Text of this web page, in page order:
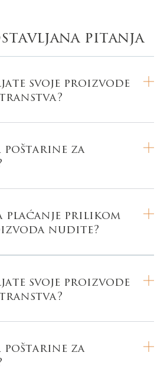
pitanja
svoje proizvode
poštarine za
plaćanje prilikom
nudite?
svoje proizvode
poštarine za